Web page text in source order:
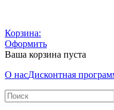
Корзина:
Оформить
Ваша корзина пуста
О насДисконтная